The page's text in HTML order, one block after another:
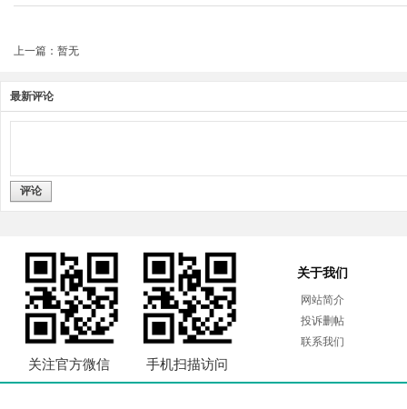
上一篇：暂无
最新评论
评论
关注官方微信 手机扫描访问
关于我们
网站简介
投诉删帖
联系我们